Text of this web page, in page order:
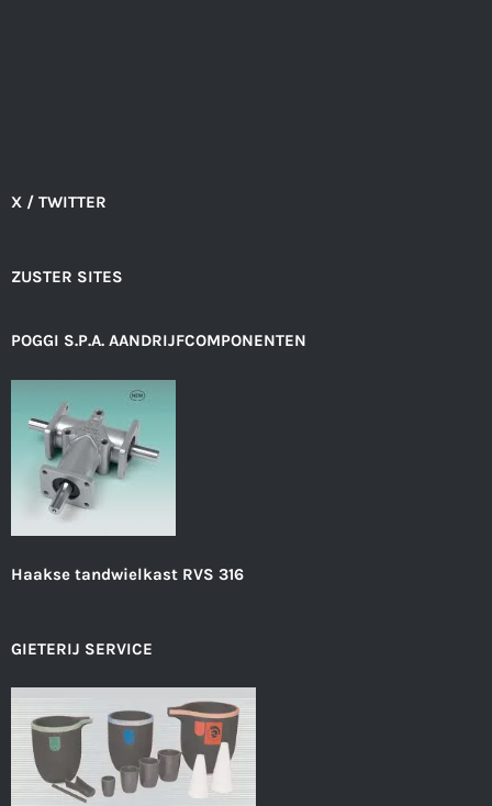
X / TWITTER
ZUSTER SITES
POGGI S.P.A. AANDRIJFCOMPONENTEN
Haakse tandwielkast RVS 316
GIETERIJ SERVICE